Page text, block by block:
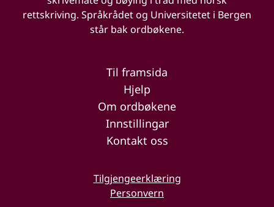
rettskriving. Språkrådet og Universitetet i Bergen
står bak ordbøkene.
Til framsida
Hjelp
Om ordbøkene
Innstillingar
Kontakt oss
Tilgjengeerklæring
Personvern